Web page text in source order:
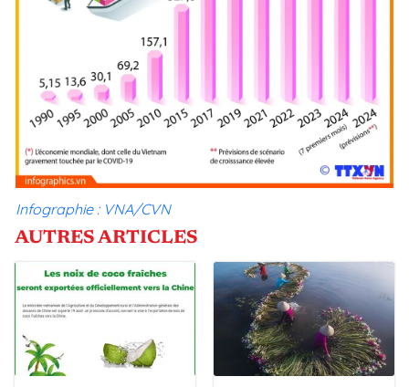
Infographie : VNA/CVN
AUTRES ARTICLES